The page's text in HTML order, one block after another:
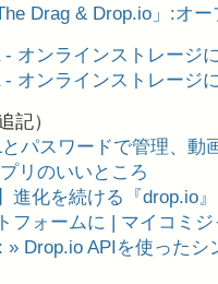
Drag & Drop.io」:オ
- オンラインストレージ
- オンラインストレージ
記）
パスワードで管理、動
リのいいところ
進化を続ける『drop.io
フォームに | マイコミ
» Drop.io APIを使った